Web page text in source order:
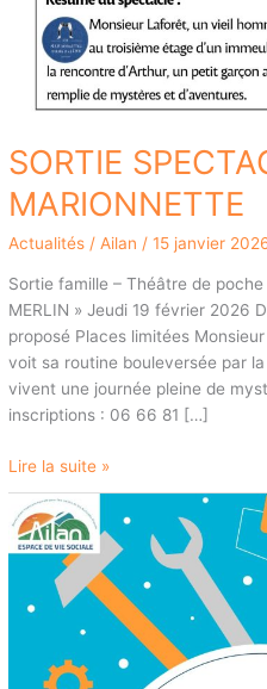
SORTIE
MARIONNETTE
Actualités / Ailan /15 janvier
Sortie famille – Théâtre de
MERLIN » Jeudi 19 février 2026
proposé Places limitées
voit sa routine bouleversée par
vivent une journée pleine de
inscriptions : 06 66 81 […]
Lire la suite »
BRICO
CAFÉ